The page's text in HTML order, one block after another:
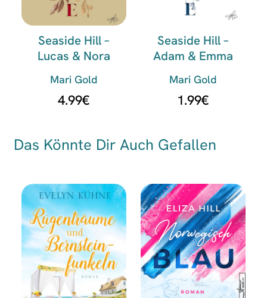
Seaside Hill –
Lucas & Nora
Mari Gold
4.99€
Seaside Hill –
Adam & Emma
Mari Gold
1.99€
Das Könnte Dir Auch Gefallen